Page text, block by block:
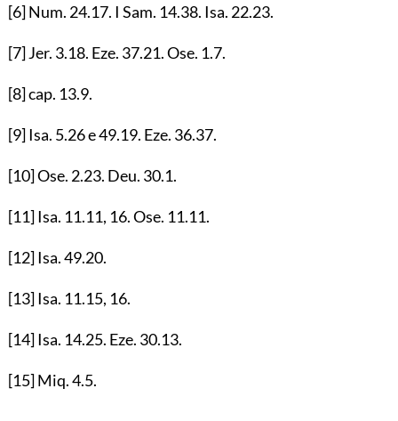
[6]Num. 24.17. I Sam. 14.38. Isa. 22.23.
[7]Jer. 3.18. Eze. 37.21. Ose. 1.7.
[8]cap. 13.9.
[9]Isa. 5.26e49.19. Eze. 36.37.
[10]Ose. 2.23. Deu. 30.1.
[11]Isa. 11.11, 16. Ose. 11.11.
[12]Isa.49.20.
[13]Isa. 11.15, 16.
[14]Isa. 14.25. Eze. 30.13.
[15]Miq.4.5.